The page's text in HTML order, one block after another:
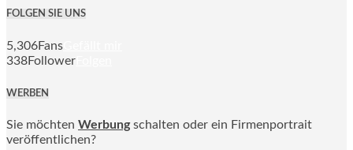
FOLGEN SIE UNS
5,306Fans
338Follower
WERBEN
Sie möchten Werbung schalten oder ein Firmenportrait
veröffentlichen?